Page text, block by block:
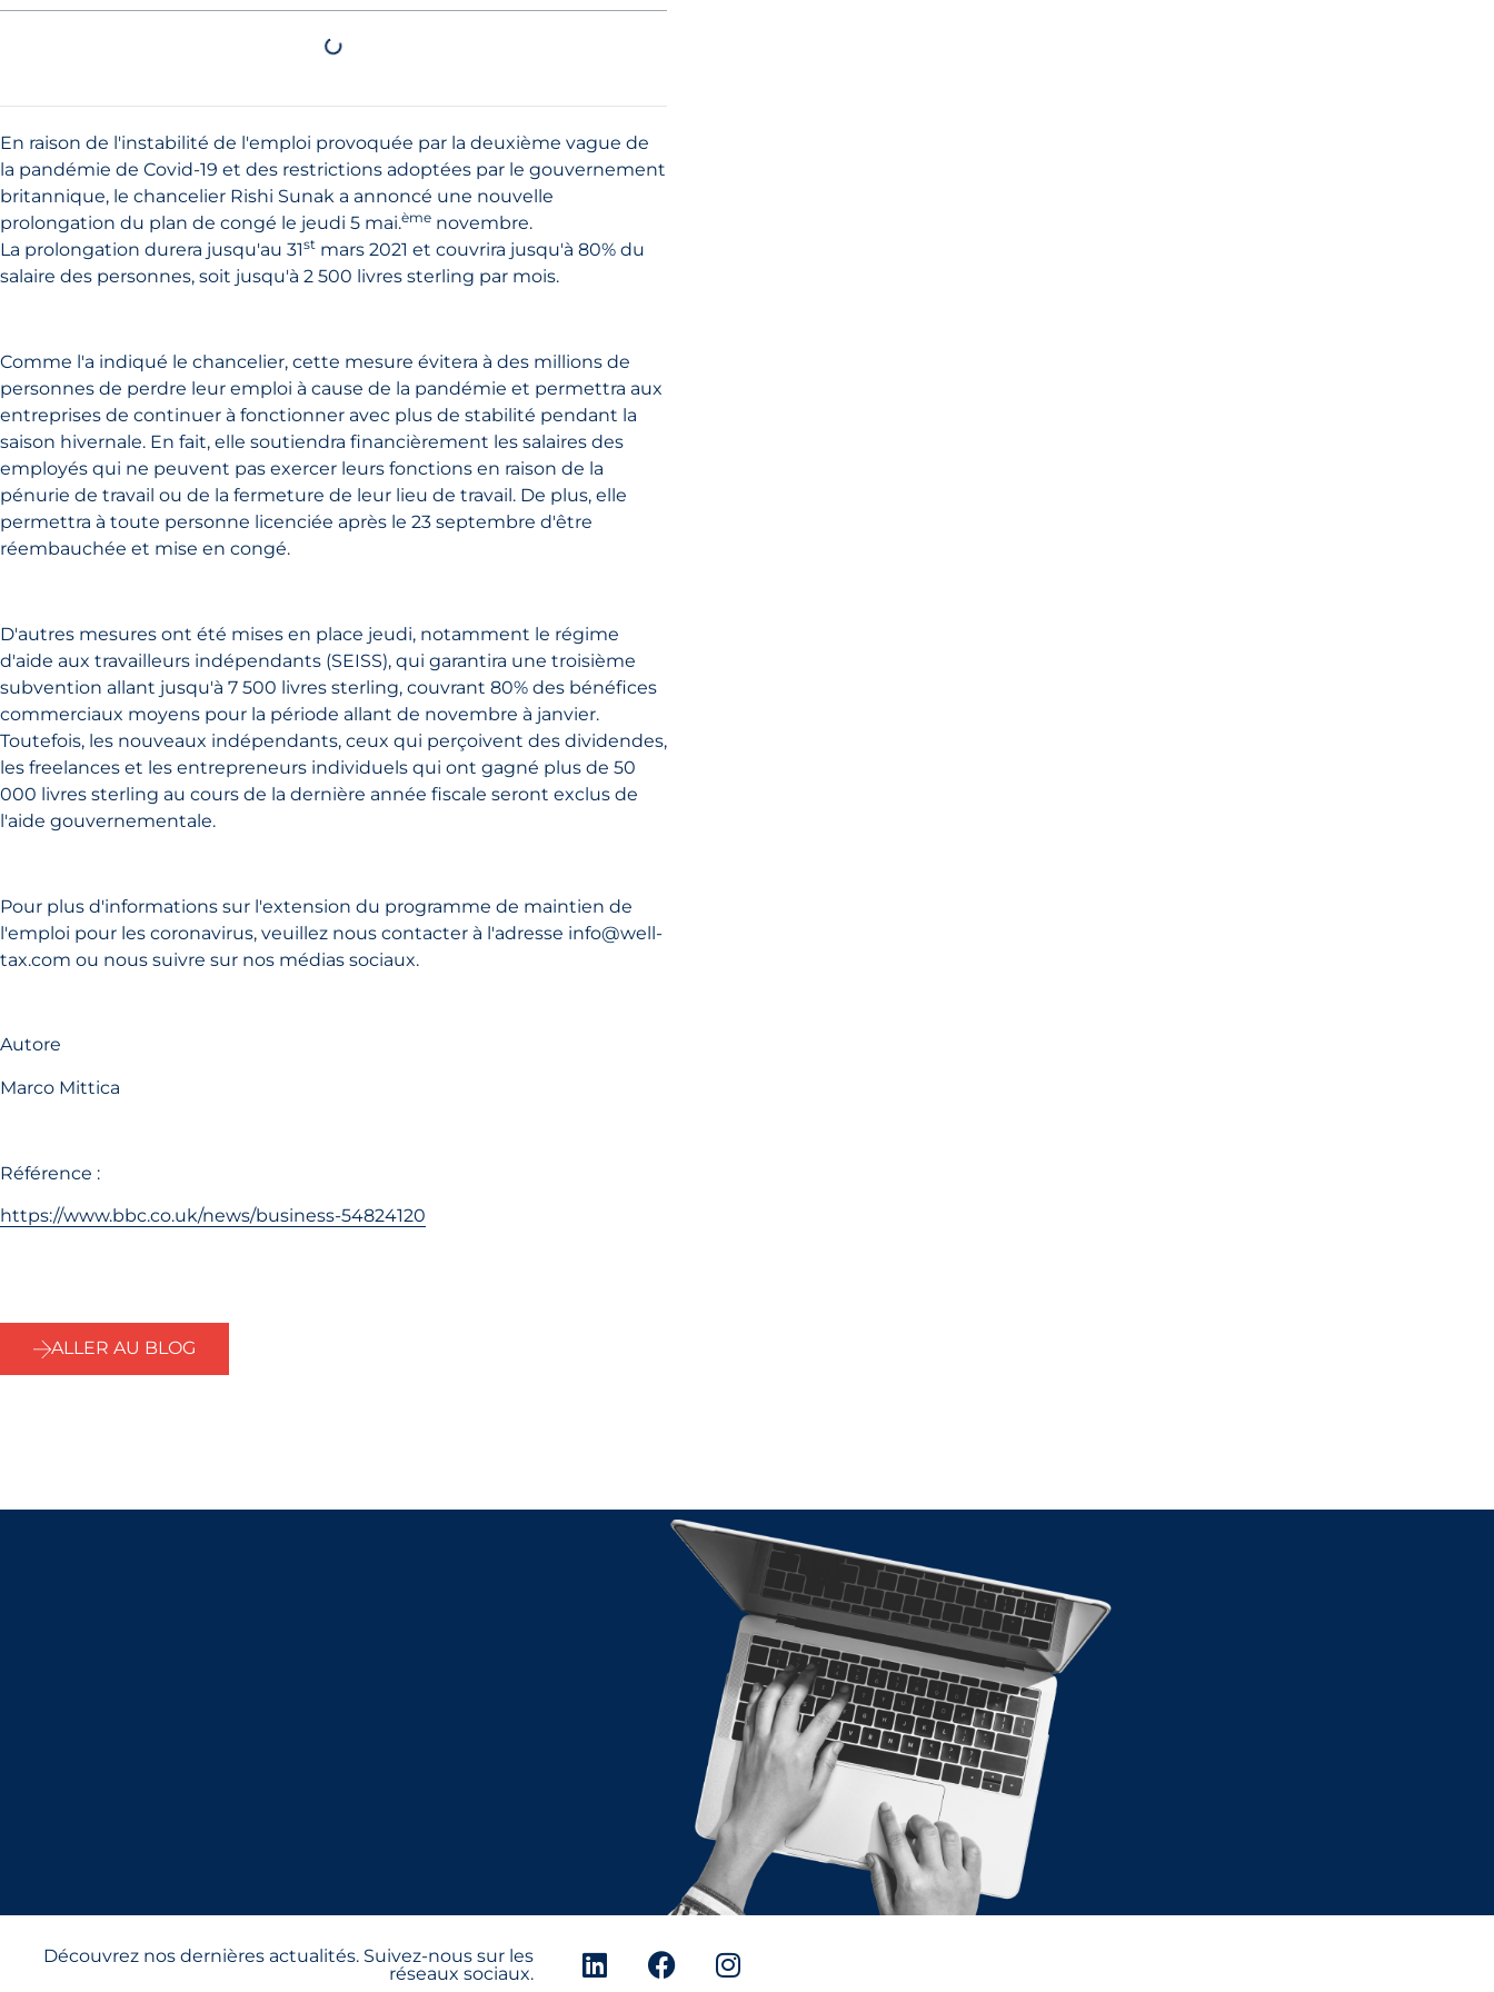
En raison de l'instabilité de l'emploi provoquée par la deuxième vague de
la pandémie de Covid-19 et des restrictions adoptées par le gouvernement
britannique, le chancelier Rishi Sunak a annoncé une nouvelle
prolongation du plan de congé le jeudi 5 mai.ème novembre.
La prolongation durera jusqu'au 31st mars 2021 et couvrira jusqu'à 80% du
salaire des personnes, soit jusqu'à 2 500 livres sterling par mois.
Comme l'a indiqué le chancelier, cette mesure évitera à des millions de
personnes de perdre leur emploi à cause de la pandémie et permettra aux
entreprises de continuer à fonctionner avec plus de stabilité pendant la
saison hivernale. En fait, elle soutiendra financièrement les salaires des
employés qui ne peuvent pas exercer leurs fonctions en raison de la
pénurie de travail ou de la fermeture de leur lieu de travail. De plus, elle
permettra à toute personne licenciée après le 23 septembre d'être
réembauchée et mise en congé.
D'autres mesures ont été mises en place jeudi, notamment le régime
d'aide aux travailleurs indépendants (SEISS), qui garantira une troisième
subvention allant jusqu'à 7 500 livres sterling, couvrant 80% des bénéfices
commerciaux moyens pour la période allant de novembre à janvier.
Toutefois, les nouveaux indépendants, ceux qui perçoivent des dividendes,
les freelances et les entrepreneurs individuels qui ont gagné plus de 50
000 livres sterling au cours de la dernière année fiscale seront exclus de
l'aide gouvernementale.
Pour plus d'informations sur l'extension du programme de maintien de
l'emploi pour les coronavirus, veuillez nous contacter à l'adresse info@well-
tax.com ou nous suivre sur nos médias sociaux.
Autore
Marco Mittica
Référence :
https://www.bbc.co.uk/news/business-54824120
ALLER AU BLOG
Découvrez nos dernières actualités. Suivez-nous sur les
réseaux sociaux.